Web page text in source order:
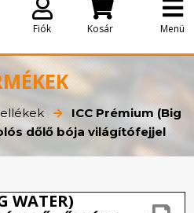
Fiók Kosár Menü
ICC Prémium (Big
dőlő bója világítófejjel
WATER)